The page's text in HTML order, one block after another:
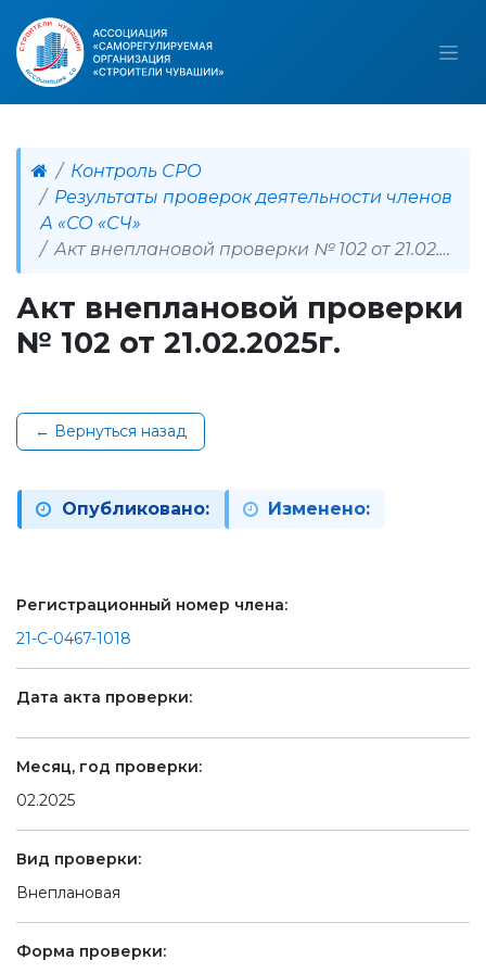
Контроль СРО
Результаты проверок деятельности членов
А «СО «СЧ»
Акт внеплановой проверки № 102 от 21.02.2025г.
Акт внеплановой проверки
№ 102 от 21.02.2025г.
← Вернуться назад
Опубликовано: Изменено:
Регистрационный номер члена:
21-С-0467-1018
Дата акта проверки:
Месяц, год проверки:
02.2025
Вид проверки:
Внеплановая
Форма проверки: